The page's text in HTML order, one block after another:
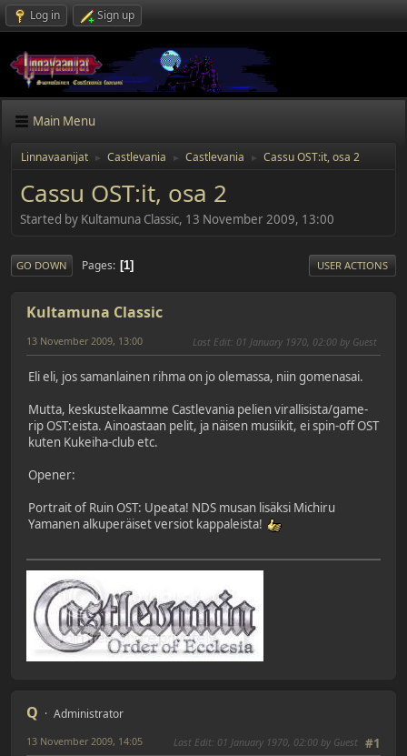
Log in Sign up
Main Menu
Linnavaanijat ► Castlevania ► Castlevania ► Cassu OST:it, osa 2
Cassu OST:it, osa 2
Started by Kultamuna Classic, 13 November 2009, 13:00
GO DOWN Pages 1 USER ACTIONS
Kultamuna Classic
13 November 2009, 13:00 Last Edit: 01 January 1970, 02:00 by Guest
Eli eli, jos samanlainen rihma on jo olemassa, niin gomenasai.
Mutta, keskustelkaamme Castlevania pelien virallisista/game-
rip OST:eista. Ainoastaan pelit, ja näisen musiikit, ei spin-off OST
kuten Kukeiha-club etc.
Opener:
Portrait of Ruin OST: Upeata! NDS musan lisäksi Michiru
Yamanen alkuperäiset versiot kappaleista!
Q Administrator
#1
13 November 2009, 14:05 Last Edit: 01 January 1970, 02:00 by Guest